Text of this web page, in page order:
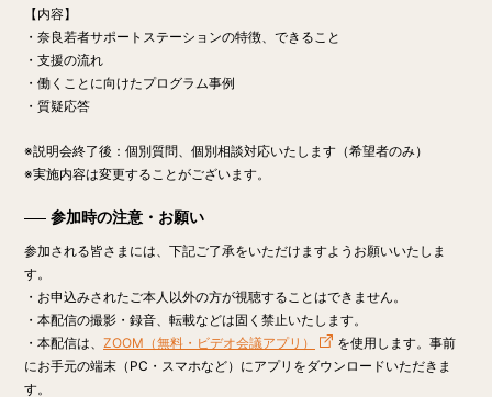
【内容】
・奈良若者サポートステーションの特徴、できること
・支援の流れ
・働くことに向けたプログラム事例
・質疑応答
※説明会終了後：個別質問、個別相談対応いたします（希望者のみ）
※実施内容は変更することがございます。
参加時の注意・お願い
参加される皆さまには、下記ご了承をいただけますようお願いいたしま
す。
・お申込みされたご本人以外の方が視聴することはできません。
・本配信の撮影・録音、転載などは固く禁止いたします。
・本配信は、 ZOOM（無料・ビデオ会議アプリ）
を使用します。事前
にお手元の端末（PC・スマホなど）にアプリをダウンロードいただきま
す。